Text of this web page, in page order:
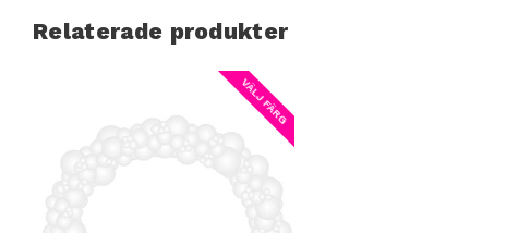
Relaterade produkter
VÄLJ FÄRG